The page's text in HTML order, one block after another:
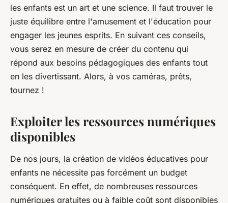
les enfants est un art et une science. Il faut trouver le
juste équilibre entre l'amusement et l'éducation pour
engager les jeunes esprits. En suivant ces conseils,
vous serez en mesure de créer du contenu qui
répond aux besoins pédagogiques des enfants tout
en les divertissant. Alors, à vos caméras, prêts,
tournez !
Exploiter les ressources numériques
disponibles
De nos jours, la création de vidéos éducatives pour
enfants ne nécessite pas forcément un budget
conséquent. En effet, de nombreuses ressources
numériques gratuites ou à faible coût sont disponibles